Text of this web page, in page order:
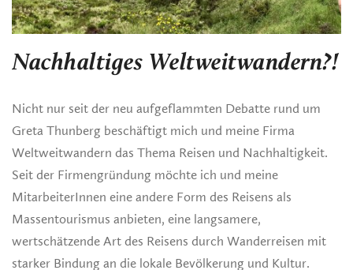
Nachhaltiges Weltweitwandern?!
Nicht nur seit der neu aufgeflammten Debatte rund um
Greta Thunberg beschäftigt mich und meine Firma
Weltweitwandern das Thema Reisen und Nachhaltigkeit.
Seit der Firmengründung möchte ich und meine
MitarbeiterInnen eine andere Form des Reisens als
Massentourismus anbieten, eine langsamere,
wertschätzende Art des Reisens durch Wanderreisen mit
starker Bindung an die lokale Bevölkerung und Kultur.